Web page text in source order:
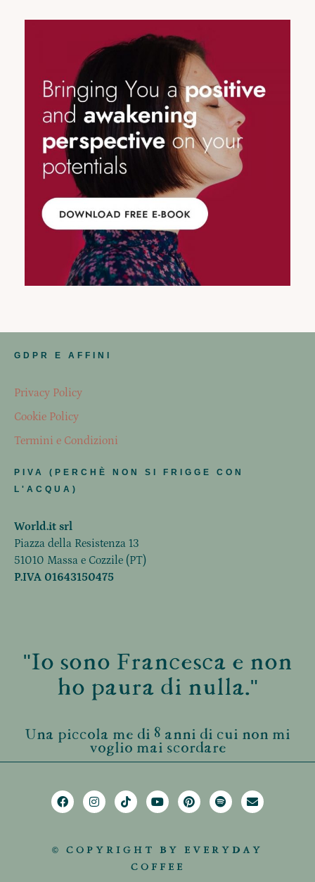
GDPR E AFFINI
Privacy Policy
Cookie Policy
Termini e Condizioni
PIVA (PERCHÈ NON SI FRIGGE CON
L'ACQUA)
World.it srl
Piazza della Resistenza 13
51010 Massa e Cozzile (PT)
P.IVA 01643150475
"Io sono Francesca e non
ho paura di nulla."
Una piccola me di 8 anni di cui non mi
voglio mai scordare
© COPYRIGHT BY EVERYDAY
COFFEE